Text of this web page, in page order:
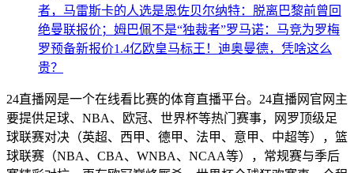
者，马雷斯卡的人选是恩佐贝尔纳特：脱离巴黎前曾回
绝曼联报价；姆巴佩不是“独裁者”罗马诺：马竞为罗梅
罗预备新报价1.4亿欧皇马标王！迪奥曼德，凭啥这么
贵？
24直播网是一个在线看比赛的体育直播平台。24直播网官网主
要提供足球、NBA、欧冠、世界杯等热门赛事，网罗顶级足
球联赛对决（英超、西甲、德甲、法甲、意甲、中超等），篮
球联赛（NBA、CBA、WNBA、NCAA等），常规赛与季后